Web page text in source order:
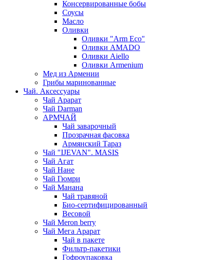
Консервированные бобы
Соусы
Масло
Оливки
Оливки "Arm Eco"
Оливки AMADO
Оливки Aiello
Оливки Armenium
Мед из Армении
Грибы маринованные
Чай. Аксессуары
Чай Арарат
Чай Darman
АРМЧАЙ
Чай заварочный
Прозрачная фасовка
Армянский Тараз
Чай "IJEVAN". MASIS
Чай Агат
Чай Нане
Чай Гюмри
Чай Манана
Чай травяной
Био-сертифицированный
Весовой
Чай Meron berry
Чай Мега Арарат
Чай в пакете
Фильтр-пакетики
Гофроупаковка